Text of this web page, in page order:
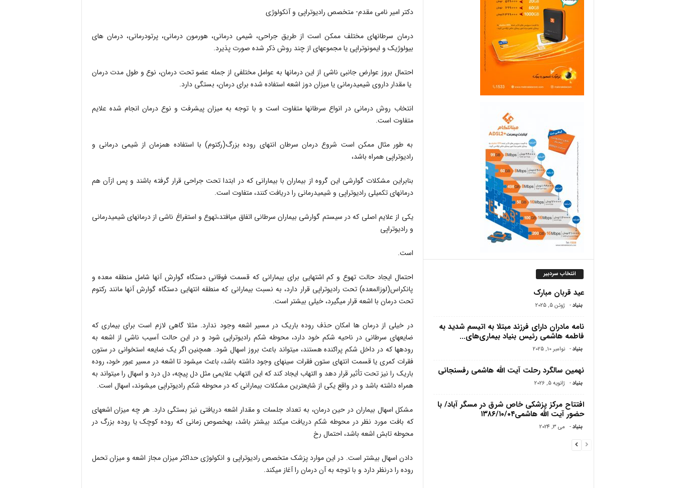
ا
خ
ص
دکتر امیر نامی مقدم- متخصص رادیوتراپی و آنکولوژی
درمان سرطان‎های مختلف ممکن است از طریق جراحی، شیمی درمانی، هورمون درمانی، پرتودرمانی، درمان های
بیولوژیک و ایمونوتراپی یا مجموعه‎ای از چند روش ذکر شده صورت پذیرد.
احتمال بروز عوارض جانبی ناشی از این درمان‎ها به عوامل مختلفی از جمله عضو تحت درمان، نوع و طول مدت درمان
یا مقدار داروی شیمی‎درمانی یا میزان دوز اشعه استفاده شده برای درمان، بستگی دارد.
انتخاب روش درمانی در انواع سرطان‎ها متفاوت است و با توجه به میزان پیشرفت و نوع درمان انجام شده علایم
متفاوت است.
به طور مثال ممکن است شروع درمان سرطان انتهای روده بزرگ(رکتوم) با استفاده همزمان از شیمی درمانی و
رادیوتراپی همراه باشد،
بنابراین مشکلات گوارشی این گروه از بیماران با بیمارانی که در ابتدا تحت جراحی قرار گرفته باشند و پس ازآن هم
درمان‎های تکمیلی رادیوتراپی و شیمی‎درمانی را دریافت کنند، متفاوت است.
یکی از علایم اصلی که در سیستم گوارشی بیماران سرطانی اتفاق می‎افتد،تهوع و استفراغ ناشی از درما‎ن‎های شیمی‎درمانی
و رادیوتراپی
است.
احتمال ایجاد حالت تهوع و کم اشتهایی برای بیمارانی که قسمت فوقانی دستگاه گوارش آنها شامل منطقه معده و
پانکراس(لوزالمعده) تحت رادیوتراپی قرار دارد، به نسبت بیمارانی که منطقه انتهایی دستگاه گوارش آنها مانند رکتوم
تحت درمان با اشعه قرار می‎گیرد، خیلی بیشتر است.
در خیلی از درمان ها امکان حذف روده باریک در مسیر اشعه وجود ندارد. مثلا گاهی لازم است برای بیماری که
ضایعه‎ای سرطانی در ناحیه شکم خود دارد، محوطه شکم رادیوتراپی شود و در این حالت آسیب ناشی از اشعه به
روده‎ها که در داخل شکم پراکنده هستند، می‎تواند باعث بروز اسهال شود. همچنین اگر یک ضایعه استخوانی در ستون
فقرات کمری یا قسمت انتهای ستون فقرات سینه‎ای وجود داشته باشد، باعث می‎شود تا اشعه در مسیر عبور خود، روده
باریک را نیز تحت تأثیر قرار دهد و التهاب ایجاد کند که این التهاب علایمی مثل دل پیچه، دل درد و اسهال را می‎تواند به
همراه داشته باشد و در واقع یکی از شایع‎ترین مشکلات بیمارانی که در محوطه شکم رادیوتراپی می‎شوند، اسهال است.
مشکل اسهال بیماران در حین درمان، به تعداد جلسات و مقدار اشعه دریافتی نیز بستگی دارد. هر چه میزان اشعه‎ای
که بافت مورد نظر در محوطه شکم دریافت می‎کند بیشتر باشد، به‎خصوص زمانی که روده کوچک یا روده بزرگ در
محوطه تابش اشعه باشد، احتمال رخ
دادن اسهال بیشتر است. در این موارد پزشک متخصص رادیوتراپی و انکولوژی حداکثر میزان مجاز اشعه و میزان تحمل
روده را درنظر دارد و با توجه به آن درمان را آغاز می‎کند.
انتخاب سردبیر
عید قربان مبارک
بنیاد - ژوئن 5, 2025
نامه مادران دارای فرزند مبتلا به اتیسم شدید به
فاطمه هاشمی رئیس بنیاد بیماری‌های...
بنیاد - نوامبر 10, 2025
نهمین سالگرد رحلت آیت الله هاشمی رفسنجانی
بنیاد - ژانویه 5, 2026
افتتاح مرکز پزشکی خاص شرق در مسگر آباد/ با
حضور آیت الله هاشمی۱۳۸۶/۱۰/۰۴
بنیاد - می 3, 2024